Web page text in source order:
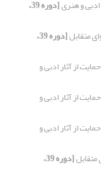
و هنری [دوره 39،
متقابل [دوره 39،
از آثار ادبی و
از آثار ادبی و
از آثار ادبی و
متقابل [دوره 39،